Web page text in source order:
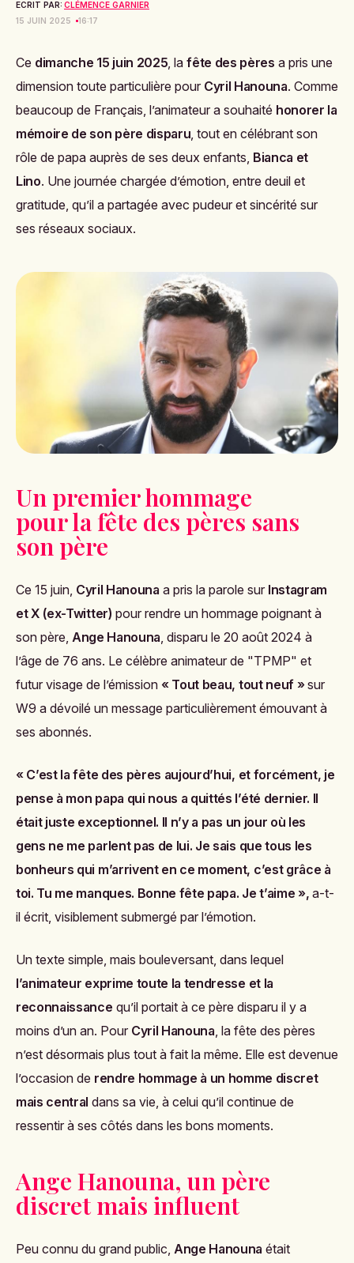
ECRIT PAR: CLÉMENCE GARNIER
15 JUIN 2025
16:17
Ce dimanche 15 juin 2025, lafête des pères a pris une
dimension toute particulière pour Cyril Hanouna. Comme
beaucoup de Français, l’animateur a souhaité honorer la
mémoire de son père disparu, tout en célébrant son
rôle de papa auprès de ses deux enfants, Bianca et
Lino. Une journée chargée d’émotion, entre deuil et
gratitude, qu’il a partagée avec pudeur et sincérité sur
ses réseaux sociaux.
Un premier hommage
pour la fête des pères sans
son père
Ce 15 juin, Cyril Hanouna a pris la parole sur Instagram
et X (ex-Twitter) pour rendre un hommage poignant à
son père, Ange Hanouna , disparu le 20 août 2024 à
l’âge de 76 ans. Le célèbre animateur de "TPMP" et
futur visage de l’émission « Tout beau, tout neuf »sur
W9 a dévoilé un message particulièrement émouvant à
ses abonnés.
« C’est la fête des pères aujourd’hui, et forcément, je
pense à mon papa qui nous a quittés l’été dernier. Il
était juste exceptionnel. Il n’y a pas un jour où les
gens ne me parlent pas de lui. Je sais que tous les
bonheurs qui m’arrivent en ce moment, c’est grâce à
toi. Tu me manques. Bonne fête papa. Je t’aime », a-t-
il écrit, visiblement submergé par l’émotion.
Un texte simple, mais bouleversant, dans lequel
l’animateur exprime toute la tendresse et la
reconnaissance qu’il portait à ce père disparu il y a
moins d’un an. Pour Cyril Hanouna , la fête des pères
n’est désormais plus tout à fait la même. Elle est devenue
l’occasion de rendre hommage à un homme discret
mais central dans sa vie, à celui qu’il continue de
ressentir à ses côtés dans les bons moments.
Ange Hanouna, un père
discret mais influent
Peu connu du grand public, Ange Hanouna était